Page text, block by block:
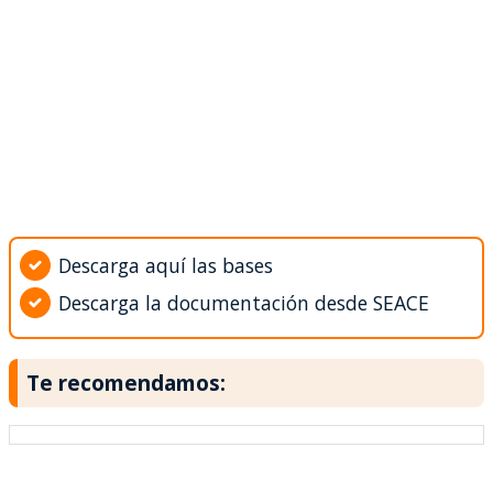
Descarga aquí las bases
Descarga la documentación desde SEACE
Te recomendamos: